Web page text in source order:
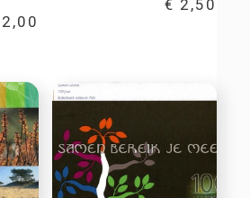
2,00
€ 2,50